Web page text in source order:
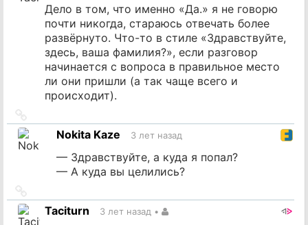
Дело в том, что именно «Да.» я не говорю
почти никогда, стараюсь отвечать более
развёрнуто. Что-то в стиле «Здравствуйте,
здесь, ваша фамилия?», если разговор
начинается с вопроса в правильное место
ли они пришли (а так чаще всего и
происходит).
на
источникNokita Kaze 3 лет назад
— Здравствуйте, а куда я попал?
— А куда вы целились?
на
источник
Taciturn 3 лет назад •